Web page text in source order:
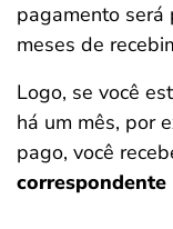
pagamento será
meses de
Logo, se você
há um mês, por
pago, você
correspondente